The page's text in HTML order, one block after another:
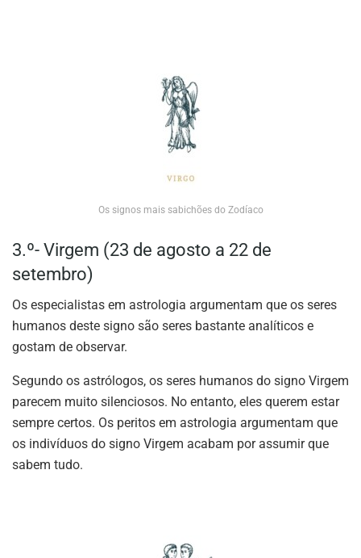
Os signos mais sabichões do Zodíaco
3.º- Virgem (23 de agosto a 22 de
setembro)
Os especialistas em astrologia argumentam que os seres
humanos deste signo são seres bastante analíticos e
gostam de observar.
Segundo os astrólogos, os seres humanos do signo Virgem
parecem muito silenciosos. No entanto, eles querem estar
sempre certos. Os peritos em astrologia argumentam que
os indivíduos do signo Virgem acabam por assumir que
sabem tudo.